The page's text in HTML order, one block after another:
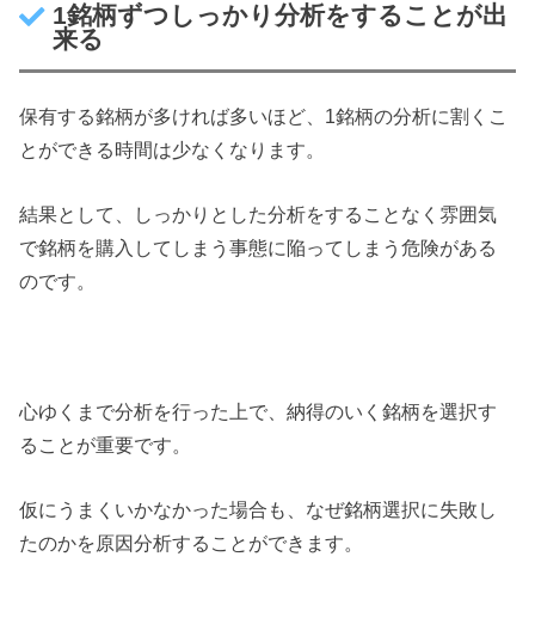
1銘柄ずつしっかり分析をすることが出
来る
保有する銘柄が多ければ多いほど、1銘柄の分析に割くこ
とができる時間は少なくなります。
結果として、しっかりとした分析をすることなく雰囲気
で銘柄を購入してしまう事態に陥ってしまう危険がある
のです。
心ゆくまで分析を行った上で、納得のいく銘柄を選択す
ることが重要です。
仮にうまくいかなかった場合も、なぜ銘柄選択に失敗し
たのかを原因分析することができます。